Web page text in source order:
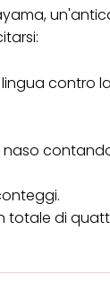
contro
naso
totale di